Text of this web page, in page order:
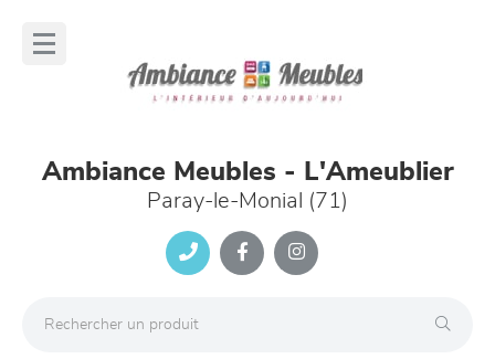
Ambiance Meubles - L'Ameublier
Paray-le-Monial (71)